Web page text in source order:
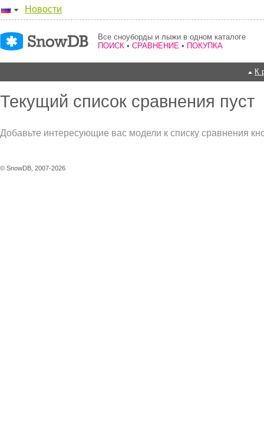
Новости
Все сноуборды и лыжи в одном каталоге
ПОИСК • СРАВНЕНИЕ • ПОКУПКА
К
Текущий список сравнения пуст
Добавьте интересующие вас модели к списку сравнения
© SnowDB, 2007-2026